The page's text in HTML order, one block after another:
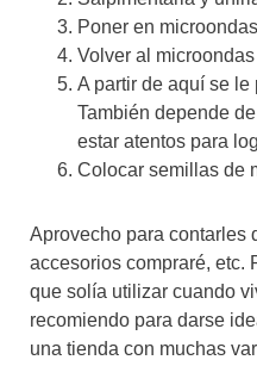
Poner en
Volver al
A partir de aquí se le
También depende
estar atentos para
Colocar semillas de
Aprovecho para contarles
accesorios compraré, etc.
que solía utilizar cuando
recomiendo para darse
una tienda con muchas